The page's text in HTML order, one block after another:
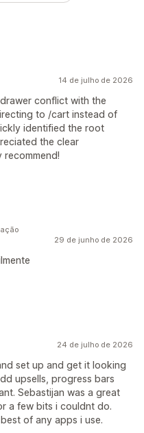
14 de julho de 2026
conflict with the
to /cart instead of
identified the root
the clear
29 de junho de 2026
24 de julho de 2026
set up and get it looking
upsells, progress bars
Sebastijan was a great
a few bits i couldnt do.
of any apps i use.